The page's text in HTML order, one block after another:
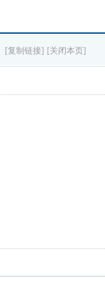
[复制链接] [关闭本页]